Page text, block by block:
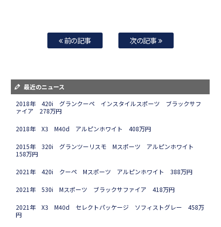
前の記事 次の記事
最近のニュース
2018年 420i グランクーペ インスタイルスポーツ ブラックサフ
ァイア 278万円
2018年 X3 M40d アルピンホワイト 408万円
2015年 320i グランツーリスモ Mスポーツ アルピンホワイト
158万円
2021年 420i クーペ Mスポーツ アルピンホワイト 388万円
2021年 530i Mスポーツ ブラックサファイア 418万円
2021年 X3 M40d セレクトパッケージ ソフィストグレー 458万
円